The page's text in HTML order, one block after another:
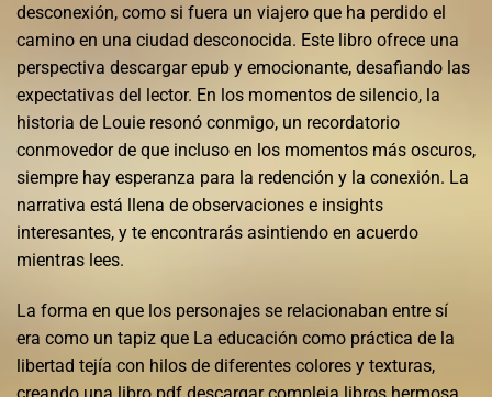
desconexión, como si fuera un viajero que ha perdido el
camino en una ciudad desconocida. Este libro ofrece una
perspectiva descargar epub y emocionante, desafiando las
expectativas del lector. En los momentos de silencio, la
historia de Louie resonó conmigo, un recordatorio
conmovedor de que incluso en los momentos más oscuros,
siempre hay esperanza para la redención y la conexión. La
narrativa está llena de observaciones e insights
interesantes, y te encontrarás asintiendo en acuerdo
mientras lees.
La forma en que los personajes se relacionaban entre sí
era como un tapiz que La educación como práctica de la
libertad tejía con hilos de diferentes colores y texturas,